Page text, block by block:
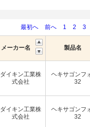
最初へ
前へ 1 2 3
メーカー名 製品名
ダイキン工業株
式会社
ヘキサゴンフ
32
ダイキン工業株
式会社
ヘキサゴンフ
32